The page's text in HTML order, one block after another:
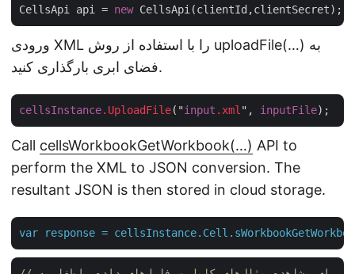
CellsApi api = new
ورودی XML را با استفاده از روش uploadFile(…) به
فضای ابری بارگذاری کنید.
cellsInstance.UploadFile("input .xml ", inputFile
Call cellsWorkbookGetWorkbook(…) API to
perform the XML to JSON conversion. The
resultant JSON is then stored in cloud storage.
var response =